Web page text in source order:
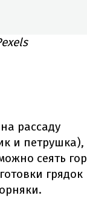
рассаду
и петрушка),
сеять
грядок